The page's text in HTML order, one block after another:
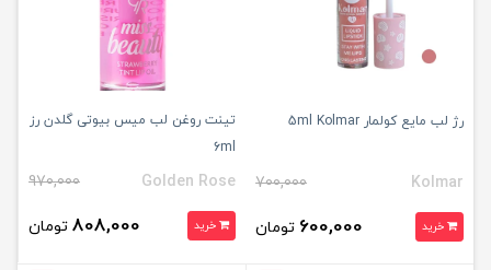
رژ لب مایع کولمار 5ml Kolmar
Kolmar
700,000
خرید 600,000 تومان
تینت روغن لب میس بیوتی گلدن رز
6ml
Golden Rose
970,000
خرید 808,000 تومان